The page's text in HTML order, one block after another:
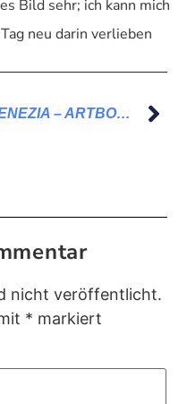
Bild sehr; ich kann mich
neu darin verlieben
VENEZIA – ARTBOX.PORJECT 2024
nicht veröffentlicht.
* markiert